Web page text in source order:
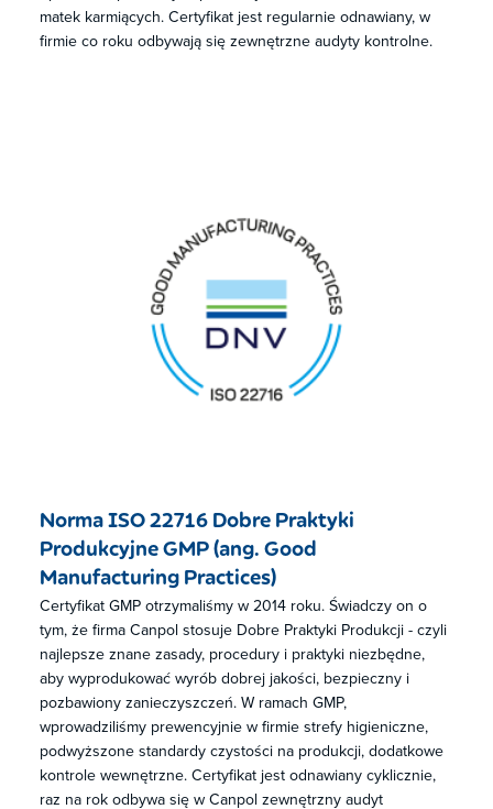
matek karmiących. Certyfikat jest regularnie odnawiany, w
firmie co roku odbywają się zewnętrzne audyty kontrolne.
Norma ISO 22716 Dobre Praktyki
Produkcyjne GMP (ang. Good
Manufacturing Practices)
Certyfikat GMP otrzymaliśmy w 2014 roku. Świadczy on o
tym, że firma Canpol stosuje Dobre Praktyki Produkcji - czyli
najlepsze znane zasady, procedury i praktyki niezbędne,
aby wyprodukować wyrób dobrej jakości, bezpieczny i
pozbawiony zanieczyszczeń. W ramach GMP,
wprowadziliśmy prewencyjnie w firmie strefy higieniczne,
podwyższone standardy czystości na produkcji, dodatkowe
kontrole wewnętrzne. Certyfikat jest odnawiany cyklicznie,
raz na rok odbywa się w Canpol zewnętrzny audyt